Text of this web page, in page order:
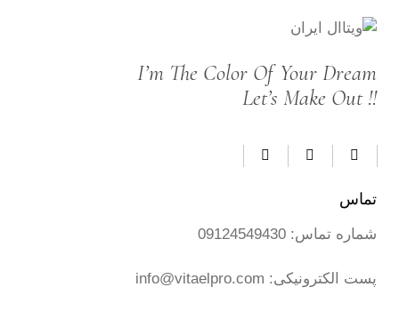
I’m The Color Of Your Dream
Let’s Make Out !!
تماس
شماره تماس: 09124549430
پست الکترونیکی: info@vitaelpro.com